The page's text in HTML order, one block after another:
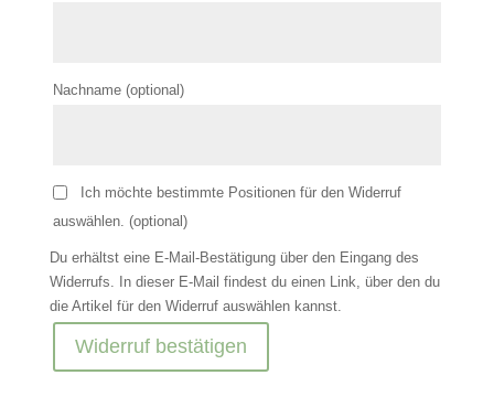
Nachname (optional)
Ich möchte bestimmte Positionen für den Widerruf
auswählen. (optional)
Du erhältst eine E-Mail-Bestätigung über den Eingang des
Widerrufs. In dieser E-Mail findest du einen Link, über den du
die Artikel für den Widerruf auswählen kannst.
Widerruf bestätigen